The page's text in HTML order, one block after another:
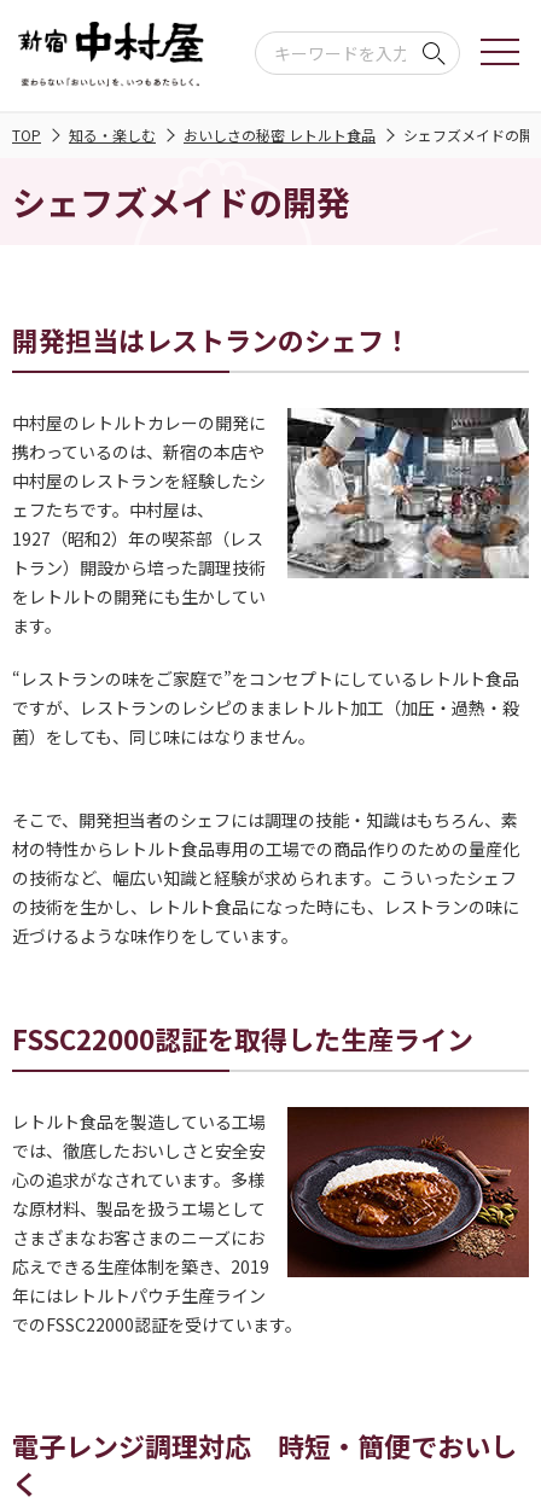
TOP 知る・楽しむ おいしさの秘密 レトルト食品 シェフズメイドの開
シェフズメイドの開発
開発担当はレストランのシェフ！
中村屋のレトルトカレーの開発に
携わっているのは、新宿の本店や
中村屋のレストランを経験したシ
ェフたちです。中村屋は、
1927（昭和2）年の喫茶部（レス
トラン）開設から培った調理技術
をレトルトの開発にも生かしてい
ます。
“レストランの味をご家庭で”をコンセプトにしているレトルト食品
ですが、レストランのレシピのままレトルト加工（加圧・過熱・殺
菌）をしても、同じ味にはなりません。
そこで、開発担当者のシェフには調理の技能・知識はもちろん、素
材の特性からレトルト食品専用の工場での商品作りのための量産化
の技術など、幅広い知識と経験が求められます。こういったシェフ
の技術を生かし、レトルト食品になった時にも、レストランの味に
近づけるような味作りをしています。
FSSC22000認証を取得した生産ライン
レトルト食品を製造している工場
では、徹底したおいしさと安全安
心の追求がなされています。多様
な原材料、製品を扱うエ場として
さまざまなお客さまのニーズにお
応えできる生産体制を築き、2019
年にはレトルトパウチ生産ライン
でのFSSC22000認証を受けています。
電子レンジ調理対応 時短・簡便でおいし
く